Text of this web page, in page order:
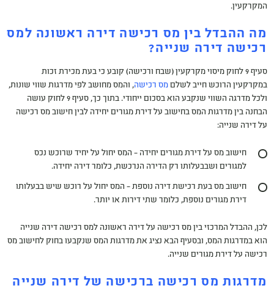
המקרקעין.
מה ההבדל בין מס רכישה דירה ראשונה למס
רכישה דירה שנייה?
סעיף 9 לחוק מיסוי מקרקעין (שבח ורכישה) קובע כי בעת מכירת זכות
במקרקעין הרוכש חייב לשלםמס רכישה, והמס מחושב לפי מדרגות שווי שונות,
ולכל מדרגה השווי שנקבע הוא בסכום ייחודי. בתוך כך, סעיף 9 לחוק עושה
הבחנה בין מדרגות המס בחישוב על דירת מגורים יחידה לבין חישוב מס רכישה
על דירה שנייה:
חישוב מס על דירת מגורים יחידה – המס יחול על יחיד שרוכש נכס
למגורים ושבבעלותו רק הדירה הנרכשת, כלומר דירה יחידה.
חישוב מס בעת רכישת דירה נוספת – המס יחול על רוכש שיש בבעלותו
דירת מגורים נוספת, כלומר שתי דירות או יותר.
לכן, ההבדל המרכזי בין מס רכישה על דירה ראשונה למס רכישה דירה שנייה
הוא במדרגות המס, ובסעיף הבא נציג את מדרגות המס שנקבעו בחוק לחישוב מס
רכישה על דירת מגורים שנייה.
מדרגות מס רכישה ברכישה של דירה שנייה